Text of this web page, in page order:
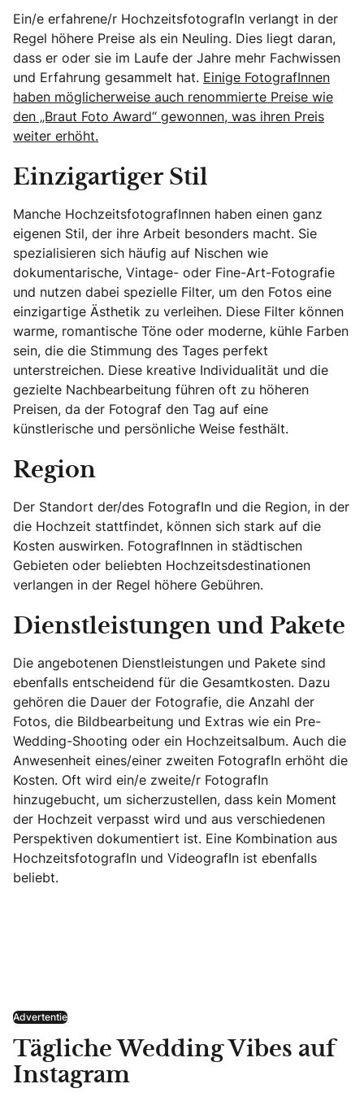
Ein/e erfahrene/r HochzeitsfotografIn verlangt in der
Regel höhere Preise als ein Neuling. Dies liegt daran,
dass er oder sie im Laufe der Jahre mehr Fachwissen
und Erfahrung gesammelt hat. Einige FotografInnen
haben möglicherweise auch renommierte Preise wie
den „Braut Foto Award“ gewonnen, was ihren Preis
weiter erhöht.
Einzigartiger Stil
Manche HochzeitsfotografInnen haben einen ganz
eigenen Stil, der ihre Arbeit besonders macht. Sie
spezialisieren sich häufig auf Nischen wie
dokumentarische, Vintage- oder Fine-Art-Fotografie
und nutzen dabei spezielle Filter, um den Fotos eine
einzigartige Ästhetik zu verleihen. Diese Filter können
warme, romantische Töne oder moderne, kühle Farben
sein, die die Stimmung des Tages perfekt
unterstreichen. Diese kreative Individualität und die
gezielte Nachbearbeitung führen oft zu höheren
Preisen, da der Fotograf den Tag auf eine
künstlerische und persönliche Weise festhält.
Region
Der Standort der/des FotografIn und die Region, in der
die Hochzeit stattfindet, können sich stark auf die
Kosten auswirken. FotografInnen in städtischen
Gebieten oder beliebten Hochzeitsdestinationen
verlangen in der Regel höhere Gebühren.
Dienstleistungen und Pakete
Die angebotenen Dienstleistungen und Pakete sind
ebenfalls entscheidend für die Gesamtkosten. Dazu
gehören die Dauer der Fotografie, die Anzahl der
Fotos, die Bildbearbeitung und Extras wie ein Pre-
Wedding-Shooting oder ein Hochzeitsalbum. Auch die
Anwesenheit eines/einer zweiten FotografIn erhöht die
Kosten. Oft wird ein/e zweite/r FotografIn
hinzugebucht, um sicherzustellen, dass kein Moment
der Hochzeit verpasst wird und aus verschiedenen
Perspektiven dokumentiert ist. Eine Kombination aus
HochzeitsfotografIn und VideografIn ist ebenfalls
beliebt.
Advertentie
Tägliche Wedding Vibes auf
Instagram